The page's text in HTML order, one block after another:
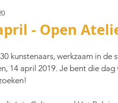
- Open
kunstenaars, werkzaam in de
14 april 2019. Je bent die